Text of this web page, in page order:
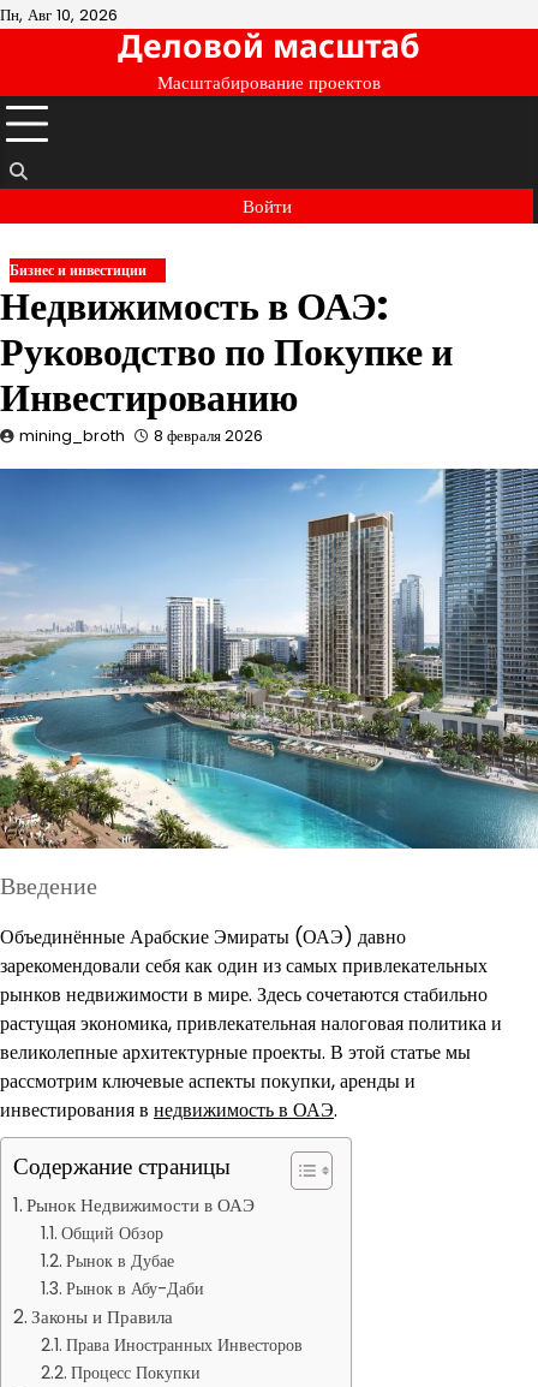
Перейти
Пн, Авг 10, 2026
Деловой масштаб
Масштабирование проектов
Войти
Бизнес и инвестиции
Недвижимость в ОАЭ:
Руководство по Покупке и
Инвестированию
mining_broth 8 февраля 2026
Введение
Объединённые Арабские Эмираты (ОАЭ) давно
зарекомендовали себя как один из самых привлекательных
рынков недвижимости в мире. Здесь сочетаются стабильно
растущая экономика, привлекательная налоговая политика и
великолепные архитектурные проекты. В этой статье мы
рассмотрим ключевые аспекты покупки, аренды и
инвестирования в недвижимость в ОАЭ.
Содержание страницы
Рынок Недвижимости в ОАЭ
Общий Обзор
Рынок в Дубае
Рынок в Абу-Даби
Законы и Правила
Права Иностранных Инвесторов
Процесс Покупки